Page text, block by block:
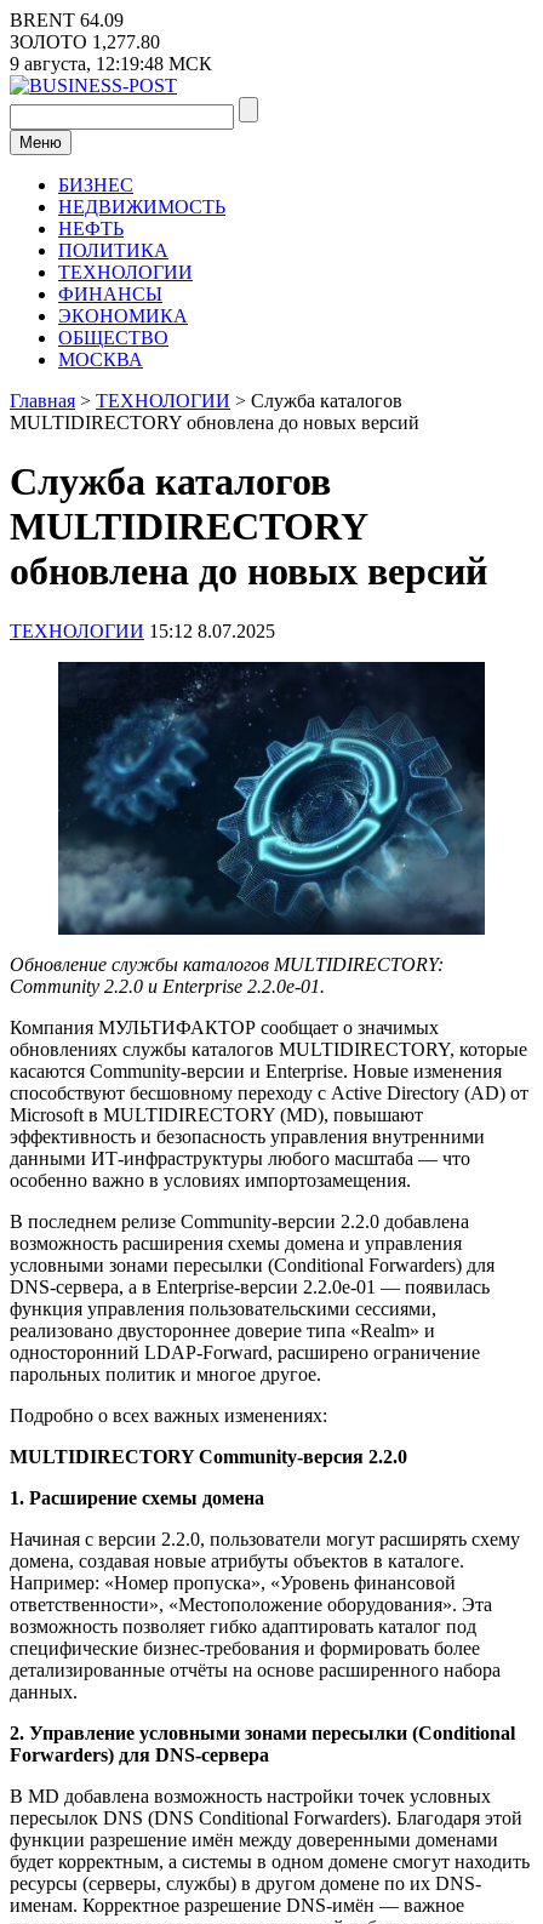
Перейти
к
содержимому
BRENT 64.09
ЗОЛОТО 1,277.80
9 августа, 12:19:48 МСК
Меню
БИЗНЕС
НЕДВИЖИМОСТЬ
НЕФТЬ
ПОЛИТИКА
ТЕХНОЛОГИИ
ФИНАНСЫ
ЭКОНОМИКА
ОБЩЕСТВО
МОСКВА
Главная > ТЕХНОЛОГИИ > Служба каталогов
MULTIDIRECTORY обновлена до новых версий
Служба каталогов
MULTIDIRECTORY
обновлена до новых версий
ТЕХНОЛОГИИ 15:12 8.07.2025
Обновление службы каталогов MULTIDIRECTORY:
Community 2.2.0 и Enterprise 2.2.0е-01.
Компания МУЛЬТИФАКТОР сообщает о значимых
обновлениях службы каталогов MULTIDIRECTORY, которые
касаются Community-версии и Enterprise. Новые изменения
способствуют бесшовному переходу с Active Directory (AD) от
Microsoft в MULTIDIRECTORY (MD), повышают
эффективность и безопасность управления внутренними
данными ИТ-инфраструктуры любого масштаба — что
особенно важно в условиях импортозамещения.
В последнем релизе Community-версии 2.2.0 добавлена
возможность расширения схемы домена и управления
условными зонами пересылки (Conditional Forwarders) для
DNS-сервера, а в Enterprise-версии 2.2.0е-01 — появилась
функция управления пользовательскими сессиями,
реализовано двустороннее доверие типа «Realm» и
односторонний LDAP-Forward, расширено ограничение
парольных политик и многое другое.
Подробно о всех важных изменениях:
MULTIDIRECTORY Community-версия 2.2.0
1. Расширение схемы домена
Начиная с версии 2.2.0, пользователи могут расширять схему
домена, создавая новые атрибуты объектов в каталоге.
Например: «Номер пропуска», «Уровень финансовой
ответственности», «Местоположение оборудования». Эта
возможность позволяет гибко адаптировать каталог под
специфические бизнес-требования и формировать более
детализированные отчёты на основе расширенного набора
данных.
2. Управление условными зонами пересылки (Conditional
Forwarders) для DNS-сервера
В MD добавлена возможность настройки точек условных
пересылок DNS (DNS Conditional Forwarders). Благодаря этой
функции разрешение имён между доверенными доменами
будет корректным, а системы в одном домене смогут находить
ресурсы (серверы, службы) в другом домене по их DNS-
именам. Корректное разрешение DNS-имён — важное